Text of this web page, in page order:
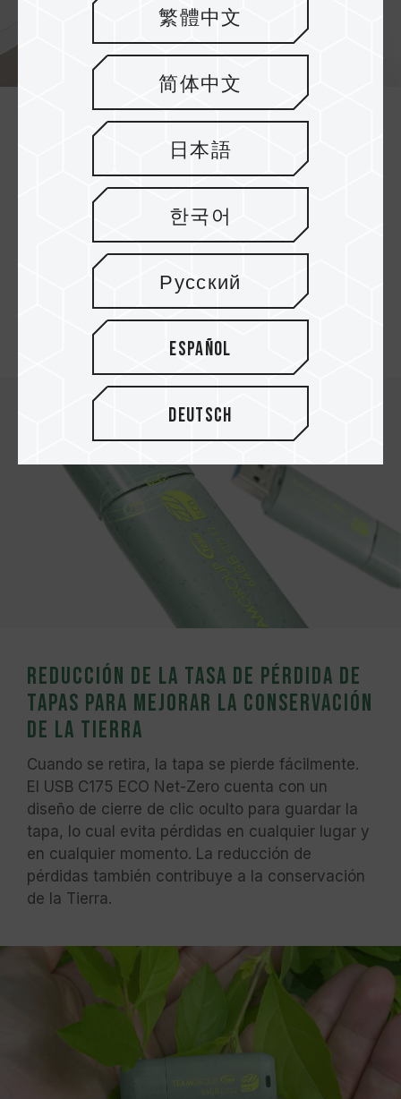
Reducción efectiva de carbono para
la conservación de la Tierra
Cada USB C175 ECO Net-Zero contribuye con la
reducción de carbono en un
100.000 unidades de USB reducen las
emisiones de carbono equivalentes a un ahorro
de casi 203.000 hojas de papel
una aplicación de los objetivos de reducción de
carbono y cero emisiones netas.
Reducción de la tasa de pérdida de
tapas para mejorar la conservación
de la Tierra
Cuando se retira, la tapa se pierde fácilmente.
El USB C175 ECO Net-Zero cuenta con un
diseño de cierre de clic oculto para guardar la
tapa, lo cual evita pérdidas en cualquier lugar y
en cualquier momento. La reducción de
pérdidas también contribuye a la conservación
de la Tierra.
繁體中文
简体中文
日本語
한국어
Русский
Español
Deutsch